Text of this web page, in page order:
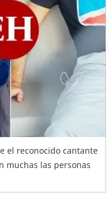
el reconocido cantante
muchas las personas